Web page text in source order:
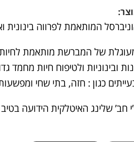
המותאמת לפרווה בינונית
של המברשת מותאמת
ובינוניות ולטיפוח חיות מחמד
כגון : חזה, בתי שחי
חב’ שלינג האיטלקית הידועה בטיב